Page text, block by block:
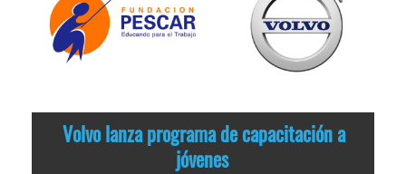
Volvo lanza programa de capacitación a
jóvenes